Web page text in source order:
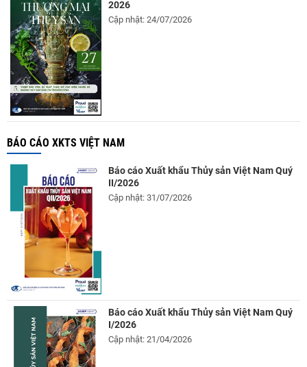
2026
Cập nhật: 24/07/2026
BÁO CÁO XKTS VIỆT NAM
Báo cáo Xuất khẩu Thủy sản Việt Nam Quý
II/2026
Cập nhật: 31/07/2026
Báo cáo Xuất khẩu Thủy sản Việt Nam Quý
I/2026
Cập nhật: 21/04/2026